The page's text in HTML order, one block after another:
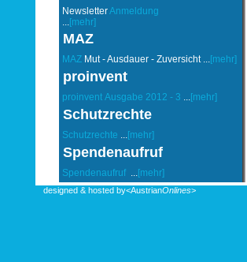
NewsletterAnmeldung
...[mehr]
MAZ
MAZMut - Ausdauer - Zuversicht ...[mehr]
proinvent
proinvent Ausgabe 2012 - 3 ...[mehr]
Schutzrechte
Schutzrechte ...[mehr]
Spendenaufruf
Spendenaufruf ...[mehr]
designed & hosted by<AustrianOnlines>